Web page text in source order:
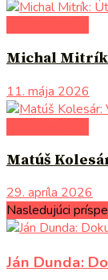
Michal
11. mája 2026
Matúš
29. apríla 2026
Nasledujúci
Ján Dunda: